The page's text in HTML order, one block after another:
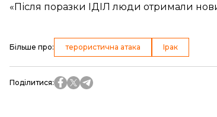
«Після поразки ІДІЛ люди отримали
Більше про: терористична атака Ірак
Поділитися: